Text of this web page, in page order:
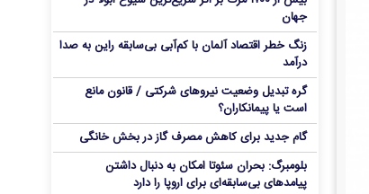
جهان
زنگ خطر اقتصاد آلمان با کم‌آبی بی‌سابقه راین به صدا
درآمد
گره تبدیل وضعیت نیروهای شرکتی / قانون مانع
است یا پیمانکاران؟
گام جدید برای کاهش مصرف گاز در بخش خانگی
بلومبرگ: بحران سئوتا امکان به دنبال داشتن
پیامدهای بی‌سابقه‌ای برای اروپا را دارد